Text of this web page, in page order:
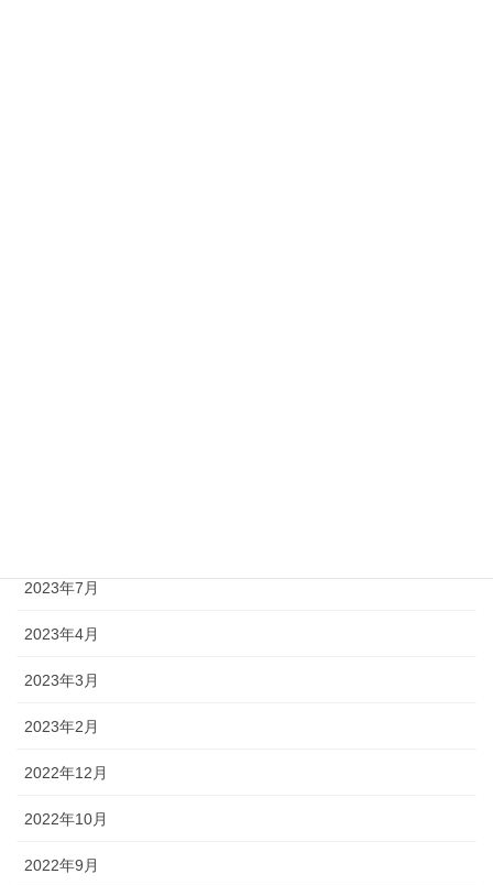
2023年7月
2023年4月
2023年3月
2023年2月
2022年12月
2022年10月
2022年9月